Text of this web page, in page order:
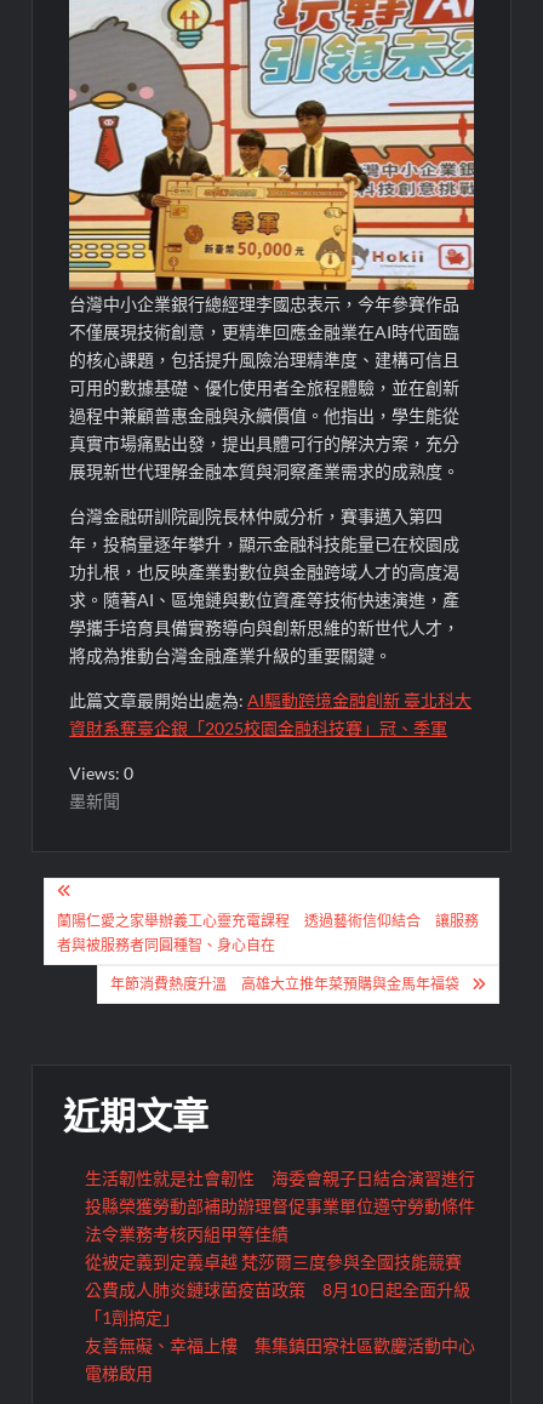
台灣中小企業銀行總經理李國忠表示，今年參賽作品
不僅展現技術創意，更精準回應金融業在AI時代面臨
的核心課題，包括提升風險治理精準度、建構可信且
可用的數據基礎、優化使用者全旅程體驗，並在創新
過程中兼顧普惠金融與永續價值。他指出，學生能從
真實市場痛點出發，提出具體可行的解決方案，充分
展現新世代理解金融本質與洞察產業需求的成熟度。
台灣金融研訓院副院長林仲威分析，賽事邁入第四
年，投稿量逐年攀升，顯示金融科技能量已在校園成
功扎根，也反映產業對數位與金融跨域人才的高度渴
求。隨著AI、區塊鏈與數位資產等技術快速演進，產
學攜手培育具備實務導向與創新思維的新世代人才，
將成為推動台灣金融產業升級的重要關鍵。
此篇文章最開始出處為:AI驅動跨境金融創新 臺北科大
資財系奪臺企銀「2025校園金融科技賽」冠、季軍
Views: 0
墨新聞
文
章
導
蘭陽仁愛之家舉辦義工心靈充電課程 透過藝術信仰結合 讓服務
者與被服務者同圓種智、身心自在
年節消費熱度升溫 高雄大立推年菜預購與金馬年福袋
近期文章
生活韌性就是社會韌性 海委會親子日結合演習進行
投縣榮獲勞動部補助辦理督促事業單位遵守勞動條件
法令業務考核丙組甲等佳績
從被定義到定義卓越 梵莎爾三度參與全國技能競賽
公費成人肺炎鏈球菌疫苗政策 8月10日起全面升級
「1劑搞定」
友善無礙、幸福上樓 集集鎮田寮社區歡慶活動中心
電梯啟用